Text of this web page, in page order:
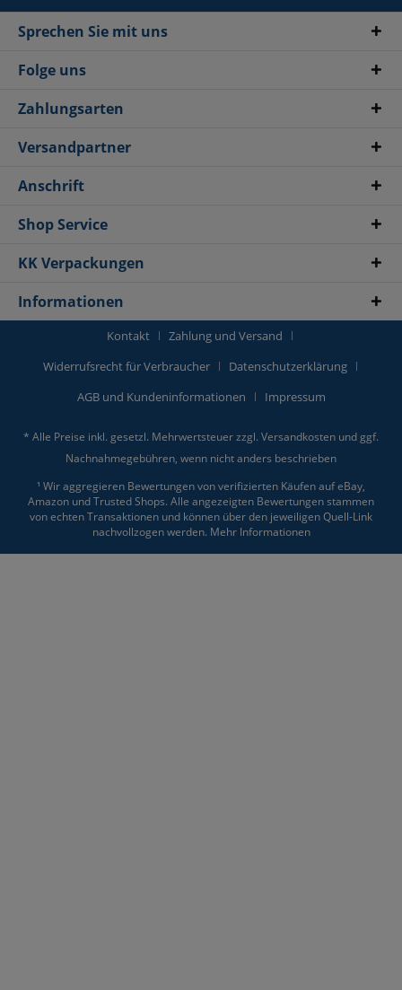
Sprechen Sie mit uns
Folge uns
Zahlungsarten
Versandpartner
Anschrift
Shop Service
KK Verpackungen
Informationen
Kontakt
Zahlung und Versand
Widerrufsrecht für Verbraucher
Datenschutzerklärung
AGB und Kundeninformationen
Impressum
* Alle Preise inkl. gesetzl. Mehrwertsteuer zzgl. Versandkosten und ggf.
Nachnahmegebühren, wenn nicht anders beschrieben
¹ Wir aggregieren Bewertungen von verifizierten Käufen auf eBay,
Amazon und Trusted Shops. Alle angezeigten Bewertungen stammen
von echten Transaktionen und können über den jeweiligen Quell-Link
nachvollzogen werden. Mehr Informationen